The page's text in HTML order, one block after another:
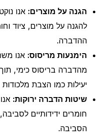
הגנה על מוצרים: אנו
להגנה על מוצרים, ציוד
ההדברה.
הימנעות מריסוס: אנו
מהדברה בריסוס כימי,
יעילות כמו הצבת מלכודות
שיטות הדברה ירוקות:
חומרים ידידותיים
הסביבה.